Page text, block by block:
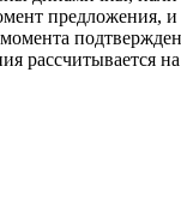
предложения,
рассчитывается